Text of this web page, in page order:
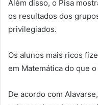
Além disso, o Pisa
os resultados dos
privilegiados.
Os alunos mais ricos
em Matemática do que
De acordo com